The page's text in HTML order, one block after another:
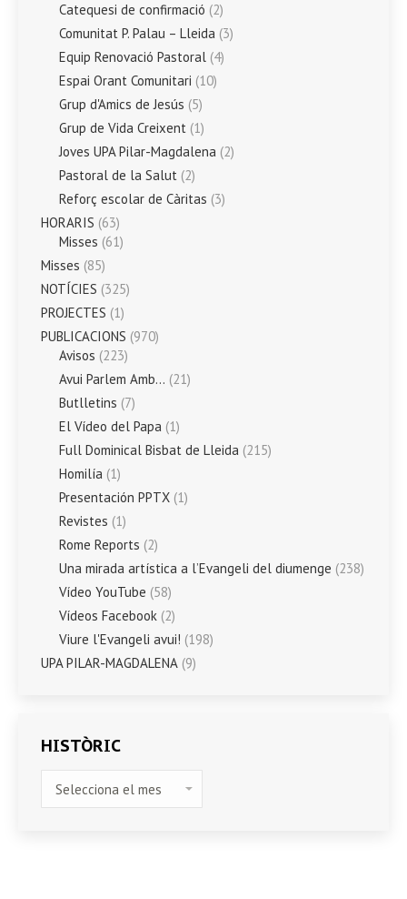
Catequesi de confirmació (2)
Comunitat P. Palau – Lleida (3)
Equip Renovació Pastoral (4)
Espai Orant Comunitari (10)
Grup d'Amics de Jesús (5)
Grup de Vida Creixent (1)
Joves UPA Pilar-Magdalena (2)
Pastoral de la Salut (2)
Reforç escolar de Càritas (3)
HORARIS (63)
Misses (61)
Misses (85)
NOTÍCIES (325)
PROJECTES (1)
PUBLICACIONS (970)
Avisos (223)
Avui Parlem Amb… (21)
Butlletins (7)
El Vídeo del Papa (1)
Full Dominical Bisbat de Lleida (215)
Homilía (1)
Presentación PPTX (1)
Revistes (1)
Rome Reports (2)
Una mirada artística a l’Evangeli del diumenge (238)
Vídeo YouTube (58)
Vídeos Facebook (2)
Viure l'Evangeli avui! (198)
UPA PILAR-MAGDALENA (9)
HISTÒRIC